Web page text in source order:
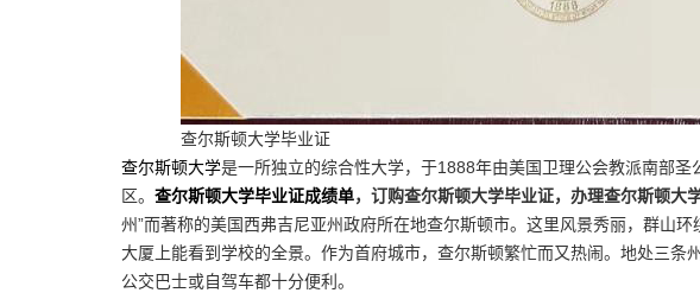
查尔斯顿大学毕业证
查尔斯顿大学是一所独立的综合性大学，于1888年由美国卫理公会教派南部
区。 查尔斯顿大学毕业证成绩单，订购查尔斯顿大学毕业证，办理查尔斯顿大
州”而著称的美国西弗吉尼亚州政府所在地查尔斯顿市。这里风景秀丽，群山
大厦上能看到学校的全景。作为首府城市，查尔斯顿繁忙而又热闹。地处三条
公交巴士或自驾车都十分便利。